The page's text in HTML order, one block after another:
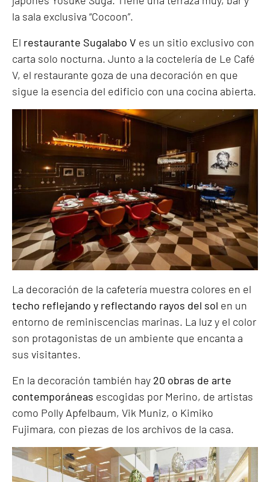
la sala exclusiva “Cocoon”.
El restaurante Sugalabo V es un sitio exclusivo con
carta solo nocturna. Junto a la coctelería de Le Café
V, el restaurante goza de una decoración en que
sigue la esencia del edificio con una cocina abierta.
La decoración de la cafetería muestra colores en el
techo reflejando y reflectando rayos del sol en un
entorno de reminiscencias marinas. La luz y el color
son protagonistas de un ambiente que encanta a
sus visitantes.
En la decoración también hay 20 obras de arte
contemporáneas escogidas por Merino, de artistas
como Polly Apfelbaum, Vik Muniz, o Kimiko
Fujimara, con piezas de los archivos de la casa.